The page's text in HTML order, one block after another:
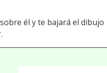
él y te bajará el dibujo